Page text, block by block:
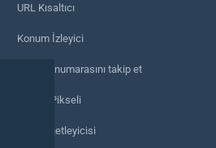
URL Kısaltıcı
Konum İzleyici
Telefon numarasını takip et
İzleme Pikseli
URL denetleyicisi